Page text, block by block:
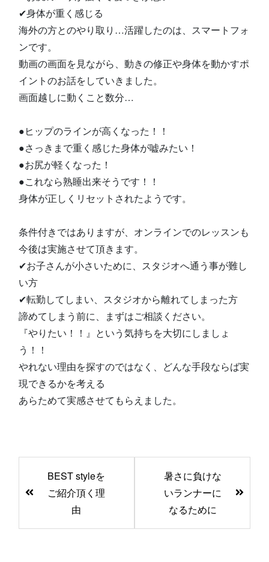
体験予約する
✔身体が重く感じる
海外の方とのやり取り…活躍したのは、スマートフォ
ンです。
動画の画面を見ながら、動きの修正や身体を動かすポ
イントのお話をしていきました。
画面越しに動くこと数分…
●ヒップのラインが高くなった！！
●さっきまで重く感じた身体が嘘みたい！
●お尻が軽くなった！
●これなら熟睡出来そうです！！
身体が正しくリセットされたようです。
条件付きではありますが、オンラインでのレッスンも
今後は実施させて頂きます。
✔お子さんが小さいために、スタジオへ通う事が難し
い方
✔転勤してしまい、スタジオから離れてしまった方
諦めてしまう前に、まずはご相談ください。
『やりたい！！』という気持ちを大切にしましょ
う！！
やれない理由を探すのではなく、どんな手段ならば実
現できるかを考える
あらためて実感させてもらえました。
の
BEST styleを
ご紹介頂く理
由
暑さに負けな
いランナーに
なるために